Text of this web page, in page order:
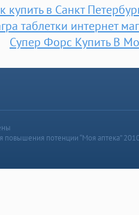
купить в Санкт
таблетки интернет
Супер Форс Купить В
повышения потенции “Моя аптека”